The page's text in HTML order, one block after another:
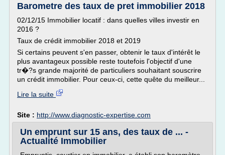
Barometre des taux de pret immobilier 2018
02/12/15 Immobilier locatif : dans quelles villes investir en
2016 ?
Taux de crédit immobilier 2018 et 2019
Si certains peuvent s'en passer, obtenir le taux d'intérêt le
plus avantageux possible reste toutefois l'objectif d'une
tr�?s grande majorité de particuliers souhaitant souscrire
un crédit immobilier. Pour ceux-ci, cette quête du meilleur...
Lire la suite
Site : http://www.diagnostic-expertise.com
Un emprunt sur 15 ans, des taux de ... -
Actualité Immobilier